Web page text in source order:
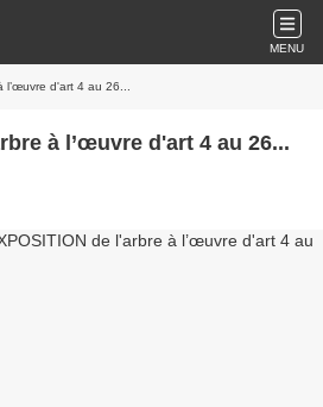
MENU
d'art 4 au 26...
à l’œuvre d'art 4 au 26...